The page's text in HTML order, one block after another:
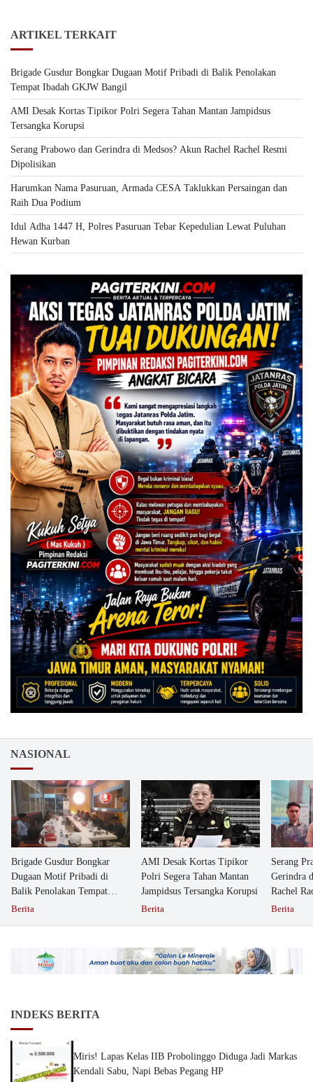
ARTIKEL TERKAIT
Brigade Gusdur Bongkar Dugaan Motif Pribadi di Balik Penolakan
Tempat Ibadah GKJW Bangil
AMI Desak Kortas Tipikor Polri Segera Tahan Mantan Jampidsus
Tersangka Korupsi
Serang Prabowo dan Gerindra di Medsos? Akun Rachel Rachel Resmi
Dipolisikan
Harumkan Nama Pasuruan, Armada CESA Taklukkan Persaingan dan
Raih Dua Podium
Idul Adha 1447 H, Polres Pasuruan Tebar Kepedulian Lewat Puluhan
Hewan Kurban
NASIONAL
Brigade Gusdur Bongkar
Dugaan Motif Pribadi di
Balik Penolakan Tempat
Ibadah GKJW Bangil
Berita
AMI Desak Kortas Tipikor
Polri Segera Tahan Mantan
Jampidsus Tersangka Korupsi
Berita
Serang
Gerindra
Rachel
Berita
INDEKS BERITA
Miris! Lapas Kelas IIB Probolinggo Diduga Jadi Markas
Kendali Sabu, Napi Bebas Pegang HP